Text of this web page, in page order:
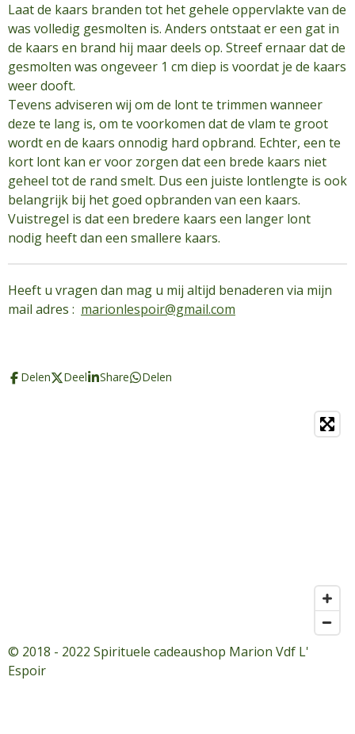
Laat de kaars branden tot het gehele oppervlakte van de
was volledig gesmolten is. Anders ontstaat er een gat in
de kaars en brand hij maar deels op. Streef ernaar dat de
gesmolten was ongeveer 1 cm diep is voordat je de kaars
weer dooft.
Tevens adviseren wij om de lont te trimmen wanneer
deze te lang is, om te voorkomen dat de vlam te groot
wordt en de kaars onnodig hard opbrand. Echter, een te
kort lont kan er voor zorgen dat een brede kaars niet
geheel tot de rand smelt. Dus een juiste lontlengte is ook
belangrijk bij het goed opbranden van een kaars.
Vuistregel is dat een bredere kaars een langer lont
nodig heeft dan een smallere kaars.
Heeft u vragen dan mag u mij altijd benaderen via mijn
mail adres : marionlespoir@gmail.com
Delen Deel Share Delen
© 2018 - 2022 Spirituele cadeaushop Marion Vdf L'
Espoir